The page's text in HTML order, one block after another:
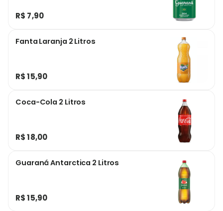
R$ 7,90
Fanta Laranja 2 Litros
R$ 15,90
Coca-Cola 2 Litros
R$ 18,00
Guaraná Antarctica 2 Litros
R$ 15,90